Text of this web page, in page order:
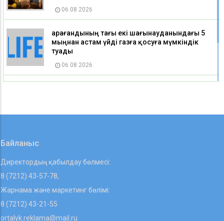
06 08 2026
Қарағандының тағы екі шағынауданындағы 5
мыңнан астам үйді газға қосуға мүмкіндік
туады
06 08 2026
Байланыс
Директордың қабылдау бөлмесі:
8 (7212) 43-57-78,
Жарнама және маркетинг бөлімі:
8 (7212) 43-21-55
ortalyk.reklama@mail.ru